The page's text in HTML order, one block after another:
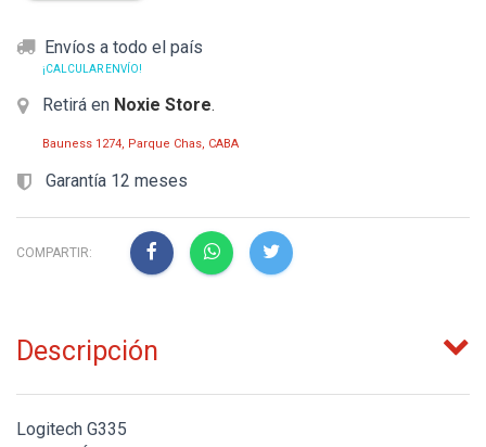
Envíos a todo el país
¡CALCULAR ENVÍO!
Retirá en Noxie Store.
Bauness 1274, Parque Chas, CABA
Garantía 12 meses
COMPARTIR:
Descripción
Logitech G335